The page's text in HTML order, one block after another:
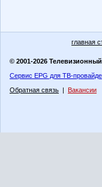
главная
© 2001-2026
Сервис EPG для ТВ-
Обратная связь | Вакансии